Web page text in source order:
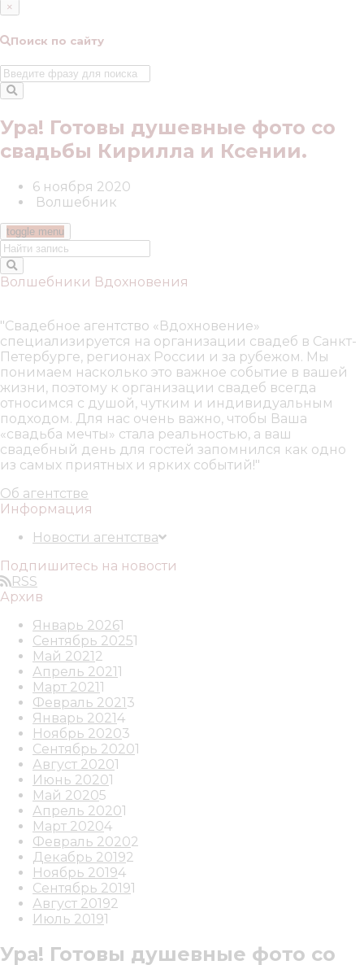
×
Поиск по сайту
Ура! Готовы душевные фото со
свадьбы Кирилла и Ксении.
6 ноября 2020
Волшебник
toggle menu
Волшебники Вдохновения
"Свадебное агентство «Вдохновение»
специализируется на организации свадеб в Санкт-
Петербурге, регионах России и за рубежом. Мы
понимаем насколько это важное событие в вашей
жизни, поэтому к организации свадеб всегда
относимся с душой, чутким и индивидуальным
подходом. Для нас очень важно, чтобы Ваша
«свадьба мечты» стала реальностью, а ваш
свадебный день для гостей запомнился как одно
из самых приятных и ярких событий!"
Об агентстве
Информация
Новости агентства
Подпишитесь на новости
RSS
Архив
Январь 20261
Сентябрь 20251
Май 20212
Апрель 20211
Март 20211
Февраль 20213
Январь 20214
Ноябрь 20203
Сентябрь 20201
Август 20201
Июнь 20201
Май 20205
Апрель 20201
Март 20204
Февраль 20202
Декабрь 20192
Ноябрь 20194
Сентябрь 20191
Август 20192
Июль 20191
Ура! Готовы душевные фото со